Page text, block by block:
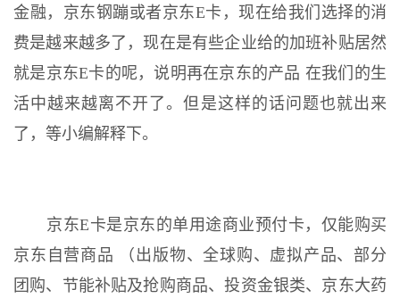
金融，京东钢蹦或者京东E卡，现在给我们选择的消
费是越来越多了，现在是有些企业给的加班补贴居然
就是京东E卡的呢，说明再在京东的产品 在我们的生
活中越来越离不开了。但是这样的话问题也就出来
了，等小编解释下。
京东E卡是京东的单用途商业预付卡，仅能购买
京东自营商品 （出版物、全球购、虚拟产品、部分
团购、节能补贴及抢购商品、投资金银类、京东大药